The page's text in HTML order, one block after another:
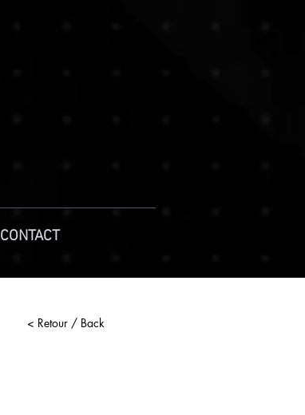
CONTACT
< Retour / Back